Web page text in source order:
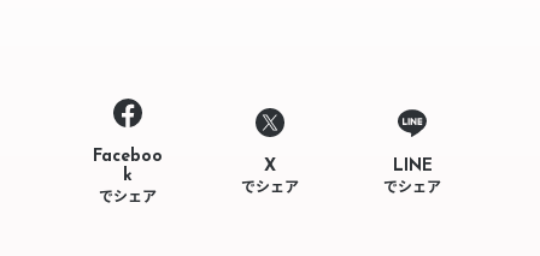
Faceboo
k
でシェア
X
でシェア
LINE
でシェア